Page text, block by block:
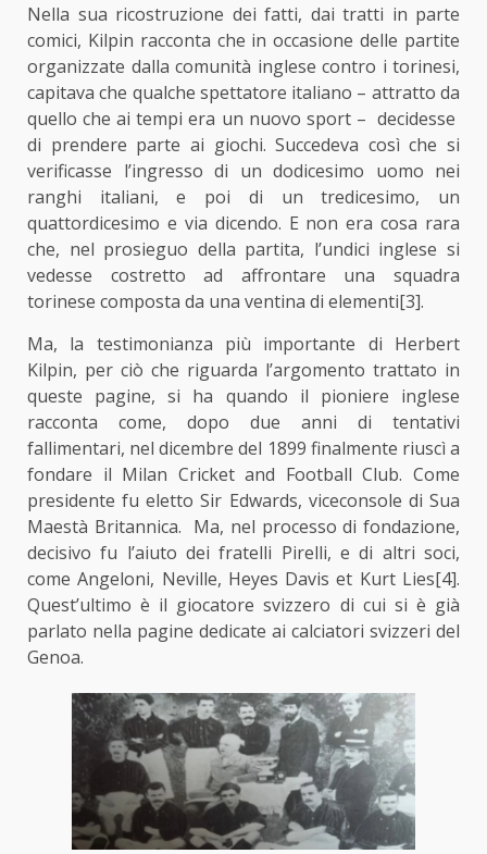
Nella sua ricostruzione dei fatti, dai tratti in parte
comici, Kilpin racconta che in occasione delle partite
organizzate dalla comunità inglese contro i torinesi,
capitava che qualche spettatore italiano – attratto da
quello che ai tempi era un nuovo sport – decidesse
di prendere parte ai giochi. Succedeva così che si
verificasse l’ingresso di un dodicesimo uomo nei
ranghi italiani, e poi di un tredicesimo, un
quattordicesimo e via dicendo. E non era cosa rara
che, nel prosieguo della partita, l’undici inglese si
vedesse costretto ad affrontare una squadra
torinese composta da una ventina di elementi[3].
Ma, la testimonianza più importante di Herbert
Kilpin, per ciò che riguarda l’argomento trattato in
queste pagine, si ha quando il pioniere inglese
racconta come, dopo due anni di tentativi
fallimentari, nel dicembre del 1899 finalmente riuscì a
fondare il Milan Cricket and Football Club. Come
presidente fu eletto Sir Edwards, viceconsole di Sua
Maestà Britannica. Ma, nel processo di fondazione,
decisivo fu l’aiuto dei fratelli Pirelli, e di altri soci,
come Angeloni, Neville, Heyes Davis et Kurt Lies[4].
Quest’ultimo è il giocatore svizzero di cui si è già
parlato nella pagine dedicate ai calciatori svizzeri del
Genoa.